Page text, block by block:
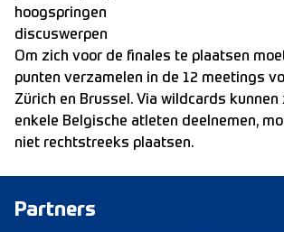
hoogspringen
discuswerpen
Om zich voor de finales te plaatsen
punten verzamelen in de 12 meetings
Zürich en Brussel. Via wildcards kunnen
enkele Belgische atleten deelnemen,
niet rechtstreeks plaatsen.
Partners